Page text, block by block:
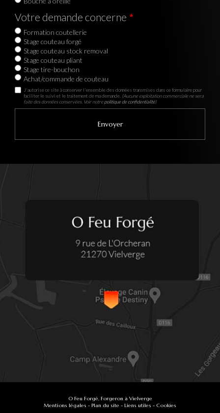
Votre demande concerne
Formation coutellerie
Stage couteau forgé
Stage couteau stock removal
Stage couteau pliant
Stage tire-bouchon
Achat/commande de couteau
J'autorise ce site à conserver l'ensemble des données transmises dans ce formulaire pour
faciliter le suivi et le traitement de ma demande. (Aucune exploitation commerciale ne sera
faite des données conservées. Voir notrepolitique de confidentialité)
O Feu Forgé, Forgeron à Vielverge
Mentions légales - Plan du site - Liens utiles - Cookies